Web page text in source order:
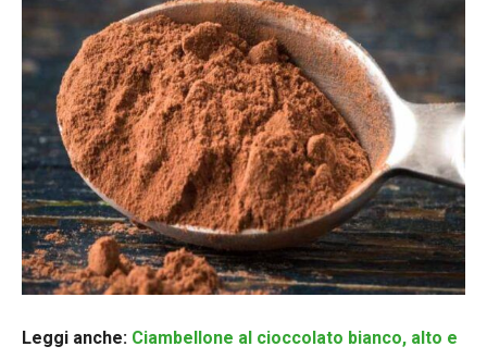
Leggi anche: Ciambellone al cioccolato bianco, alto e